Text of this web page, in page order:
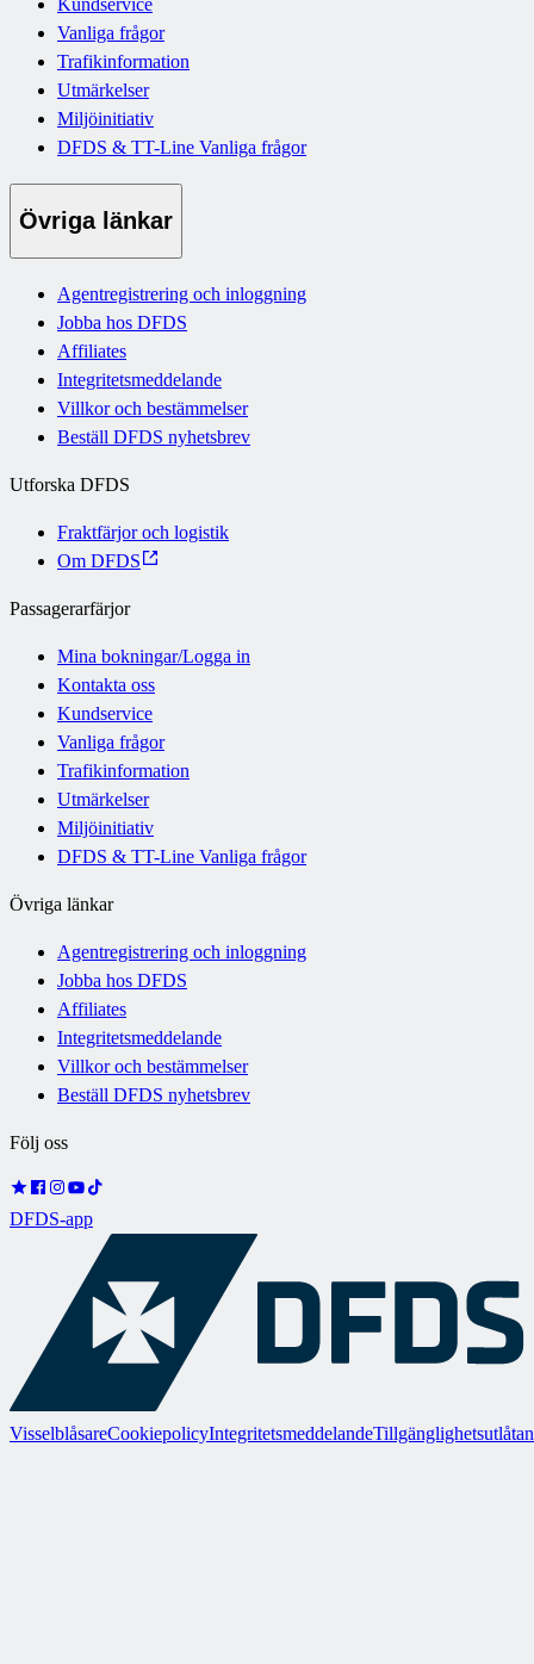
Vanliga frågor
Trafikinformation
Utmärkelser
Miljöinitiativ
DFDS & TT-Line Vanliga frågor
Övriga länkar
Agentregistrering och inloggning
Jobba hos DFDS
Affiliates
Integritetsmeddelande
Villkor och bestämmelser
Beställ DFDS nyhetsbrev
Utforska DFDS
Fraktfärjor och logistik
Om DFDS
Passagerarfärjor
Mina bokningar/Logga in
Kontakta oss
Kundservice
Vanliga frågor
Trafikinformation
Utmärkelser
Miljöinitiativ
DFDS & TT-Line Vanliga frågor
Övriga länkar
Agentregistrering och inloggning
Jobba hos DFDS
Affiliates
Integritetsmeddelande
Villkor och bestämmelser
Beställ DFDS nyhetsbrev
Följ oss
DFDS-app
VisselblåsareCookiepolicyIntegritetsmeddelande